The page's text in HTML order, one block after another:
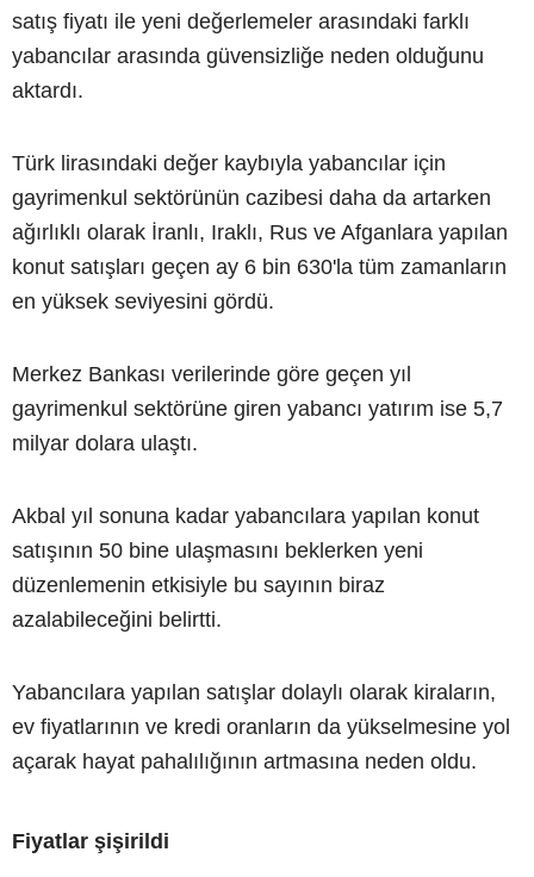
satış fiyatı ile yeni değerlemeler arasındaki farklı
yabancılar arasında güvensizliğe neden olduğunu
aktardı.
Türk lirasındaki değer kaybıyla yabancılar için
gayrimenkul sektörünün cazibesi daha da artarken
ağırlıklı olarak İranlı, Iraklı, Rus ve Afganlara yapılan
konut satışları geçen ay 6 bin 630'la tüm zamanların
en yüksek seviyesini gördü.
Merkez Bankası verilerinde göre geçen yıl
gayrimenkul sektörüne giren yabancı yatırım ise 5,7
milyar dolara ulaştı.
Akbal yıl sonuna kadar yabancılara yapılan konut
satışının 50 bine ulaşmasını beklerken yeni
düzenlemenin etkisiyle bu sayının biraz
azalabileceğini belirtti.
Yabancılara yapılan satışlar dolaylı olarak kiraların,
ev fiyatlarının ve kredi oranların da yükselmesine yol
açarak hayat pahalılığının artmasına neden oldu.
Fiyatlar şişirildi